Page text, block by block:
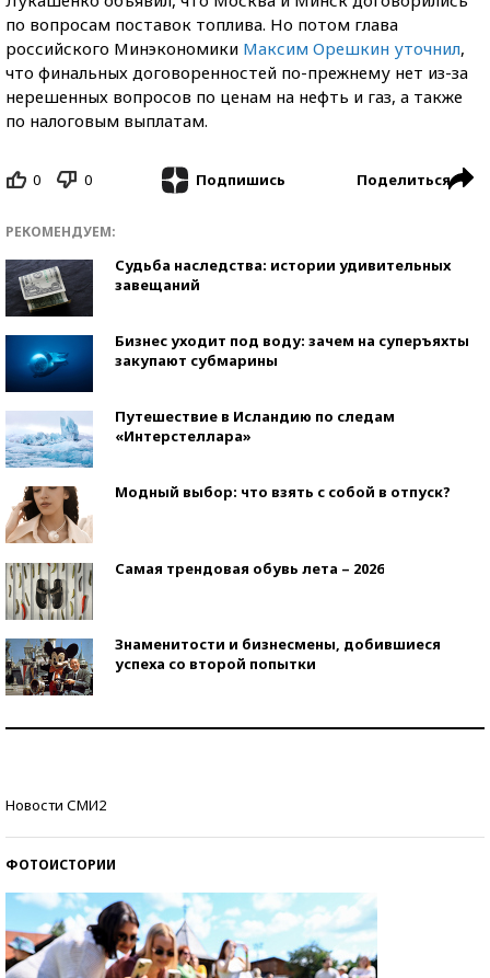
по вопросам поставок топлива. Но потом глава
российского Минэкономики Максим Орешкин уточнил,
что финальных договоренностей по-прежнему нет из-за
нерешенных вопросов по ценам на нефть и газ, а также
по налоговым выплатам.
0 0 Подпишись Поделиться
РЕКОМЕНДУЕМ:
Судьба наследства: истории удивительных
завещаний
Бизнес уходит под воду: зачем на суперъяхты
закупают субмарины
Путешествие в Исландию по следам
«Интерстеллара»
Модный выбор: что взять с собой в отпуск?
Самая трендовая обувь лета – 2026
Знаменитости и бизнесмены, добившиеся
успеха со второй попытки
Новости СМИ2
ФОТОИСТОРИИ